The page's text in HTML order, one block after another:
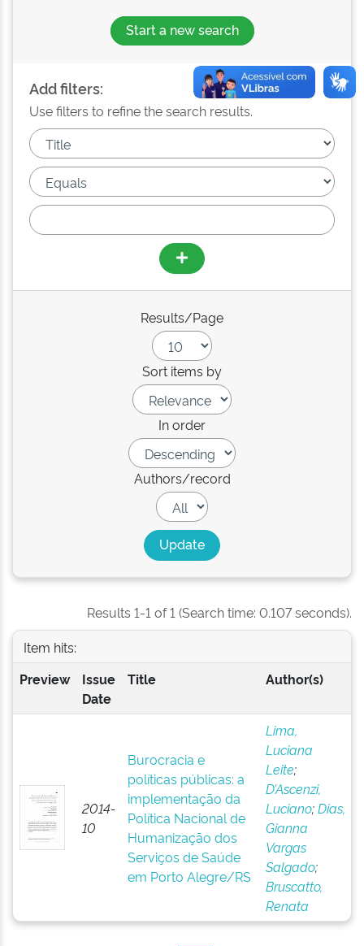
Start a new search
Add filters:
Use filters to refine the search results.
Results/Page
Sort items by
In order
Authors/record
Results 1-1 of 1 (Search time: 0.107 seconds).
Item hits:
Preview
Issue
Date
Title Author(s)
2014-
10
Burocracia e
políticas públicas: a
implementação da
Política Nacional de
Humanização dos
Serviços de Saúde
em Porto Alegre/RS
Lima,
Luciana
Leite;
D’Ascenzi,
Luciano;Dias,
Gianna
Vargas
Salgado;
Bruscatto,
Renata